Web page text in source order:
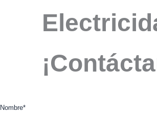
Nombre*